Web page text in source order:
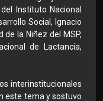
Instituto Nacional
Social, Ignacio
de la Niñez del MSP,
de Lactancia,
interinstitucionales
este tema y sostuvo